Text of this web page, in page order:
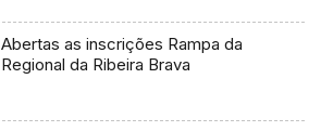
Abertas as inscrições Rampa da
Regional da Ribeira Brava